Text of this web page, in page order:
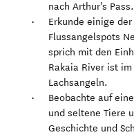
nach Arthur's Pass.
Erkunde einige
Flussangelspots
sprich mit den
Rakaia River ist
Lachsangeln.
Beobachte auf
und seltene Tiere
Geschichte und